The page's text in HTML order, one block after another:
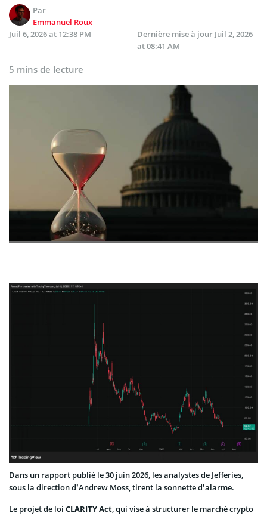
Par
Emmanuel Roux
Juil 6, 2026 at 12:38 PM
Dernière mise à jour Juil 2, 2026
at 08:41 AM
5 mins de lecture
Dans un rapport publié le 30 juin 2026, les analystes de Jefferies,
sous la direction d’Andrew Moss, tirent la sonnette d’alarme.
Le projet de loi CLARITY Act, qui vise à structurer le marché crypto